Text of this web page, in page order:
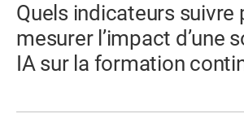
Quels indicateurs suivre
mesurer l’impact d’une
IA sur la formation